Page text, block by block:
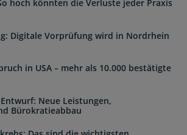
hoch könnten die Verluste jeder Praxis
Digitale Vorprüfung wird in Nordrhein
in USA – mehr als 10.000 bestätigte
Neue Leistungen,
Bürokratieabbau